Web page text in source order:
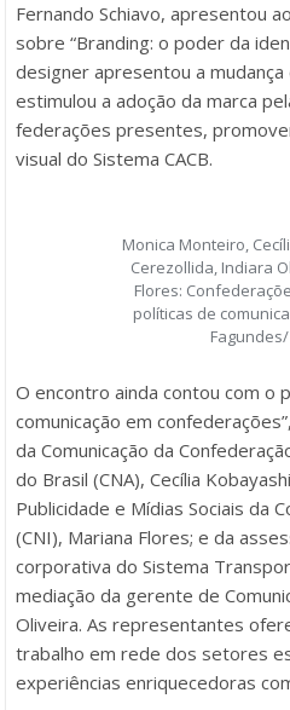
Fernando Schiavo, apresentou
sobre “Branding: o poder da
designer apresentou a mudança
estimulou a adoção da marca
federações presentes,
visual do Sistema CACB.
Monica Monteiro,
Cerezollida, Indiara
Flores:
políticas de
O encontro ainda contou com o
comunicação em
da Comunicação da
do Brasil (CNA), Cecília
Publicidade e Mídias Sociais da
(CNI), Mariana Flores; e da
corporativa do Sistema
mediação da gerente de
Oliveira. As representantes
trabalho em rede dos setores
experiências enriquecedoras